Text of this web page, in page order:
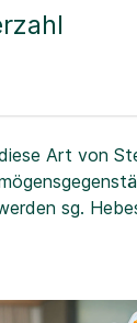
Art von
sg.